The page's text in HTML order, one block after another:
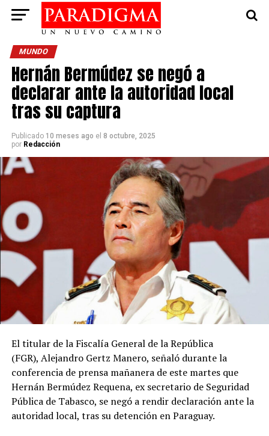
MUNDO
Hernán Bermúdez se negó a
declarar ante la autoridad local
tras su captura
Publicado 10 meses ago el 8 octubre, 2025
por Redacción
El titular de la Fiscalía General de la República
(FGR), Alejandro Gertz Manero, señaló durante la
conferencia de prensa mañanera de este martes que
Hernán Bermúdez Requena, ex secretario de Seguridad
Pública de Tabasco, se negó a rendir declaración ante la
autoridad local, tras su detención en Paraguay.